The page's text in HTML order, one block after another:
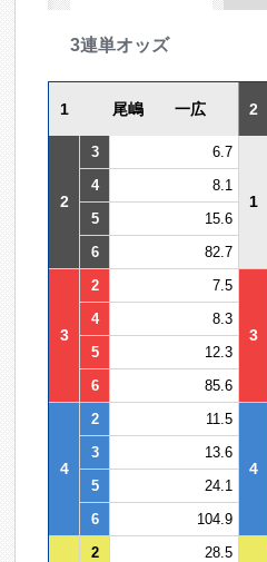
3連単オッズ
1 尾嶋 一広 2
2
3 6.7
1
4
8.1
5
15.6
6
82.7
3
2 7.5
3
4
8.3
5
12.3
6
85.6
4
2 11.5
4
3
13.6
5
24.1
6
104.9
2 28.5